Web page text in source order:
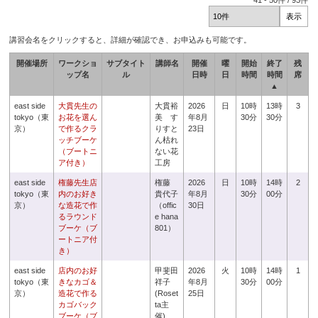
講習会名をクリックすると、詳細が確認でき、お申込みも可能です。
開催場所
ワークショ
ップ名
サブタイト
ル
講師名
開催
日時
曜
日
開始
時間
終了
時間
▲
残
席
east side
tokyo（東
京）
大貫先生の
お花を選ん
で作るクラ
ッチブーケ
（ブートニ
ア付き）
大貫裕
美 す
りすと
ん枯れ
ない花
工房
2026
年8月
23日
日
10時
30分
13時
30分
3
east side
tokyo（東
京）
権藤先生店
内のお好き
な造花で作
るラウンド
ブーケ（ブ
ートニア付
き）
権藤
貴代子
（offic
e hana
801）
2026
年8月
30日
日
10時
30分
14時
00分
2
east side
tokyo（東
京）
店内のお好
きなカゴ＆
造花で作る
カゴバック
ブーケ（ブ
甲斐田
祥子
(Roset
ta主
催)
2026
年8月
25日
火
10時
30分
14時
00分
1